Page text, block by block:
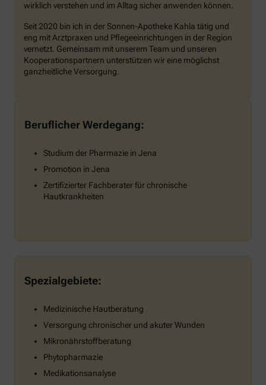
wirklich verstehen und im Alltag sicher anwenden können.
Seit 2020 bin ich in der Sonnen-Apotheke Kahla tätig und
eng mit Arztpraxen und Pflegeeinrichtungen in der Region
vernetzt. Gemeinsam mit unserem Team und unseren
Kooperationspartnern unterstützen wir eine möglichst
ganzheitliche Versorgung.
Beruflicher Werdegang:
Studium der Pharmazie in Jena
Promotion in Jena
Zertifizierter Fachberater für chronische
Hautkrankheiten
Spezialgebiete:
Medizinische Hautberatung
Versorgung chronischer und akuter Wunden
Mikronährstoffberatung
Phytopharmazie
Medikationsanalyse